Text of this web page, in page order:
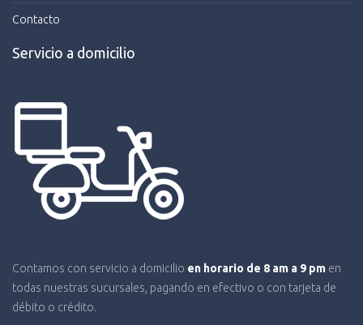
Contacto
Servicio a domicilio
Contamos con servicio a domicilio en horario de 8 am a 9 pm en
todas nuestras sucursales, pagando en efectivo o con tarjeta de
débito o crédito.